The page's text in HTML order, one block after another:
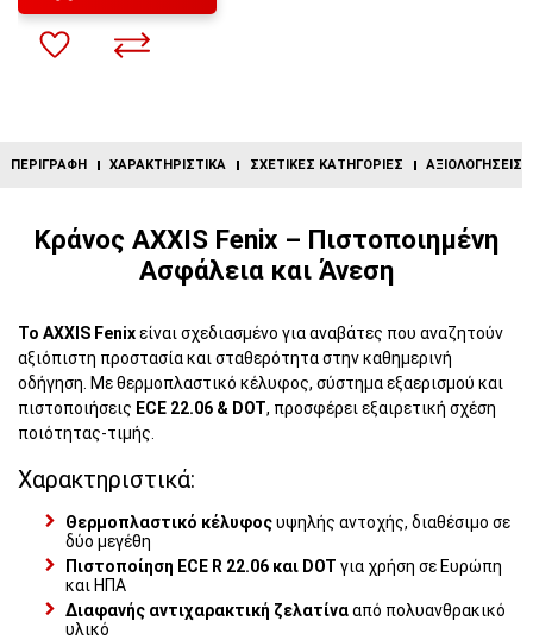
ΠΕΡΙΓΡΑΦΉ ΧΑΡΑΚΤΗΡΙΣΤΙΚΆ ΣΧΕΤΙΚΈΣ ΚΑΤΗΓΟΡΊΕΣ ΑΞΙΟΛΟΓΉΣΕΙΣ
Κράνος AXXIS Fenix – Πιστοποιημένη
Ασφάλεια και Άνεση
Το AXXIS Fenixείναι σχεδιασμένο για αναβάτες που αναζητούν
αξιόπιστη προστασία και σταθερότητα στην καθημερινή
οδήγηση. Με θερμοπλαστικό κέλυφος, σύστημα εξαερισμού και
πιστοποιήσεις ECE 22.06 & DOT, προσφέρει εξαιρετική σχέση
ποιότητας-τιμής.
Χαρακτηριστικά:
Θερμοπλαστικό κέλυφοςυψηλής αντοχής, διαθέσιμο σε
δύο μεγέθη
Πιστοποίηση ECE R 22.06 και DOT για χρήση σε Ευρώπη
και ΗΠΑ
Διαφανής αντιχαρακτική ζελατίνααπό πολυανθρακικό
υλικό